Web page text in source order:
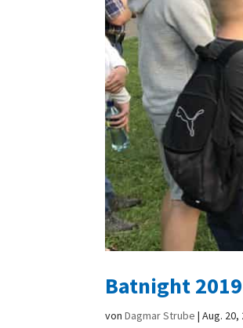
Batnight
vonDagmar Strube |Aug. 20,